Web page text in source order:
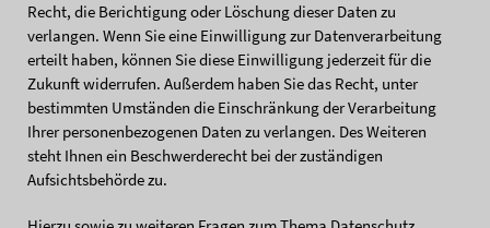
Recht, die Berichtigung oder Löschung dieser Daten zu
verlangen. Wenn Sie eine Einwilligung zur Datenverarbeitung
erteilt haben, können Sie diese Einwilligung jederzeit für die
Zukunft widerrufen. Außerdem haben Sie das Recht, unter
bestimmten Umständen die Einschränkung der Verarbeitung
Ihrer personenbezogenen Daten zu verlangen. Des Weiteren
steht Ihnen ein Beschwerderecht bei der zuständigen
Aufsichtsbehörde zu.